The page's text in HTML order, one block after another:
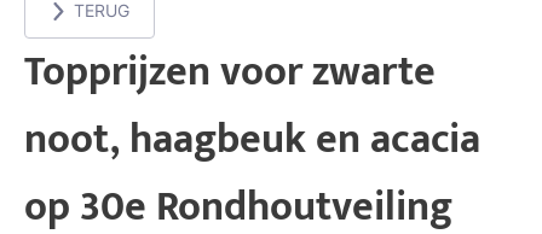
TERUG
Topprijzen voor zwarte
noot, haagbeuk en acacia
op 30e Rondhoutveiling